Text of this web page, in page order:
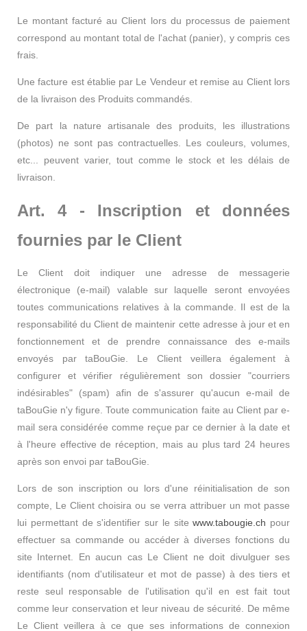
Le montant facturé au Client lors du processus de paiement
correspond au montant total de l'achat (panier), y compris ces
frais.
Une facture est établie par Le Vendeur et remise au Client lors
de la livraison des Produits commandés.
De part la nature artisanale des produits, les illustrations
(photos) ne sont pas contractuelles. Les couleurs, volumes,
etc... peuvent varier, tout comme le stock et les délais de
livraison.
Art. 4 - Inscription et données
fournies par le Client
Le Client doit indiquer une adresse de messagerie
électronique (e-mail) valable sur laquelle seront envoyées
toutes communications relatives à la commande. Il est de la
responsabilité du Client de maintenir cette adresse à jour et en
fonctionnement et de prendre connaissance des e-mails
envoyés par taBouGie. Le Client veillera également à
configurer et vérifier régulièrement son dossier "courriers
indésirables" (spam) afin de s'assurer qu'aucun e-mail de
taBouGie n'y figure. Toute communication faite au Client par e-
mail sera considérée comme reçue par ce dernier à la date et
à l'heure effective de réception, mais au plus tard 24 heures
après son envoi par taBouGie.
Lors de son inscription ou lors d'une réinitialisation de son
compte, Le Client choisira ou se verra attribuer un mot passe
lui permettant de s'identifier sur le sitewww.tabougie.ch pour
effectuer sa commande ou accéder à diverses fonctions du
site Internet. En aucun cas Le Client ne doit divulguer ses
identifiants (nom d'utilisateur et mot de passe) à des tiers et
reste seul responsable de l'utilisation qu'il en est fait tout
comme leur conservation et leur niveau de sécurité. De même
Le Client veillera à ce que ses informations de connexion